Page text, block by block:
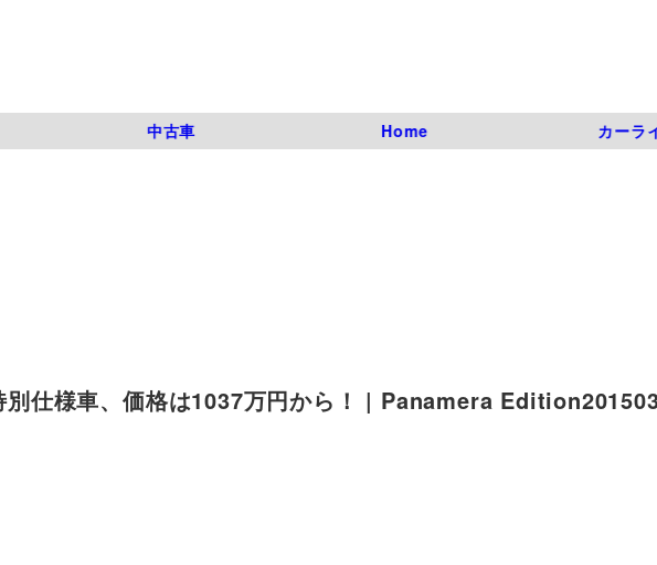
中古車 Home カーラ
別仕様車、価格は1037万円から！ | Panamera